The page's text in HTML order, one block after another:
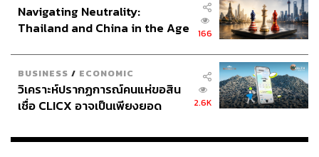
Navigating Neutrality:
Thailand and China in the Age
166
BUSINESS / ECONOMIC
วิเคราะห์ปรากฏการณ์คนแห่ขอสิน
เชื่อ CLICX อาจเป็นเพียงยอด
เรือนไทยที่ถูกซุกไว้
2.6K